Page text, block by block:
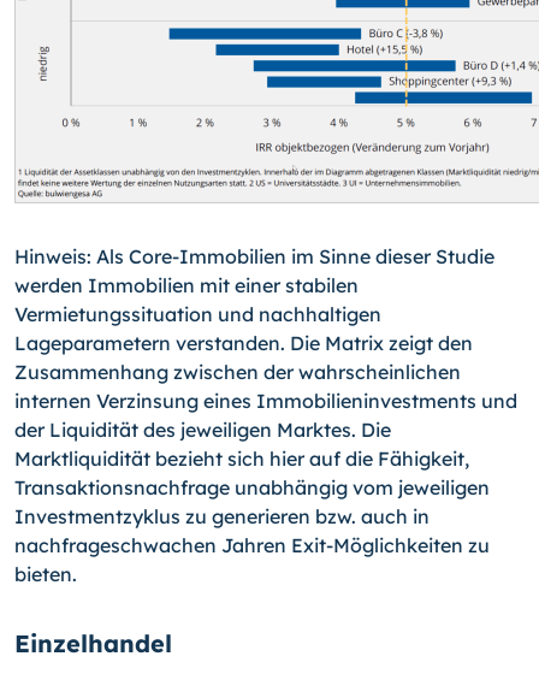
Hinweis: Als Core-Immobilien im Sinne dieser Studie
werden Immobilien mit einer stabilen
Vermietungssituation und nachhaltigen
Lageparametern verstanden. Die Matrix zeigt den
Zusammenhang zwischen der wahrscheinlichen
internen Verzinsung eines Immobilieninvestments und
der Liquidität des jeweiligen Marktes. Die
Marktliquidität bezieht sich hier auf die Fähigkeit,
Transaktionsnachfrage unabhängig vom jeweiligen
Investmentzyklus zu generieren bzw. auch in
nachfrageschwachen Jahren Exit-Mög­lichkeiten zu
bieten.
Einzelhandel